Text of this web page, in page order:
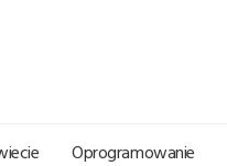
Oprogramowanie